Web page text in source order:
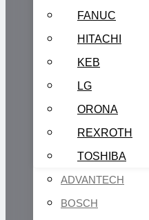
FANUC
HITACHI
KEB
LG
ORONA
REXROTH
TOSHIBA
ADVANTECH
BOSCH